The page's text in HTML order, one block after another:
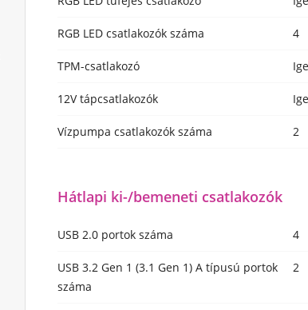
RGB LED csatlakozók száma 4
TPM-csatlakozó
12V tápcsatlakozók
Vízpumpa csatlakozók száma 2
Hátlapi ki-/bemeneti csatlakozók
USB 2.0 portok száma 4
USB 3.2 Gen 1 (3.1 Gen 1) A típusú portok
száma
2